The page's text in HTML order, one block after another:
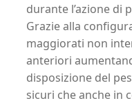
durante l’azione di
Grazie alla
maggiorati non
anteriori
disposizione del
sicuri che anche in